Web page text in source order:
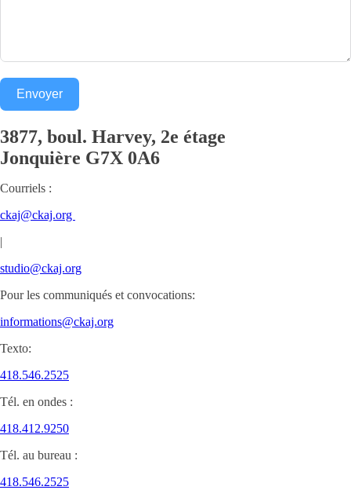
Envoyer
3877, boul. Harvey, 2e étage
Jonquière G7X 0A6
Courriels :
ckaj@ckaj.org
|
studio@ckaj.org
Pour les communiqués et convocations:
informations@ckaj.org
Texto:
418.546.2525
Tél. en ondes :
418.412.9250
Tél. au bureau :
418.546.2525